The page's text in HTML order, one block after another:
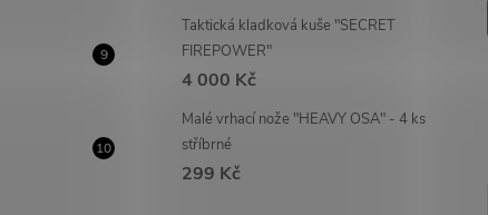
Taktická kladková kuše "SECRET
FIREPOWER"
4 000 Kč
Malé vrhací nože "HEAVY OSA" - 4 ks
stříbrné
299 Kč